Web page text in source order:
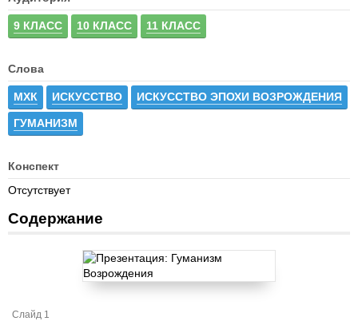
9 КЛАСС 10 КЛАСС 11 КЛАСС
Слова
МХК ИСКУССТВО ИСКУССТВО ЭПОХИ ВОЗРОЖДЕНИЯ
ГУМАНИЗМ
Конспект
Отсутствует
Содержание
Слайд 1